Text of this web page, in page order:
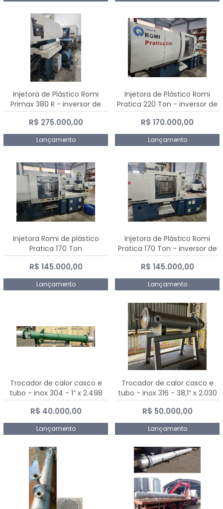
Injetora de Plástico Romi
Primax 380 R - inversor de
frequência NR 12
R$ 275.000,00
Lançamento
Injetora de Plástico Romi
Pratica 220 Ton - inversor de
frequência NR 12
R$ 170.000,00
Lançamento
Injetora Romi de plástico
Pratica 170 Ton
R$ 145.000,00
Lançamento
Injetora de Plástico Romi
Pratica 170 Ton - inversor de
frequência NR 12
R$ 145.000,00
Lançamento
Trocador de calor casco e
tubo - inox 304 - 1” x 2.498
mm
R$ 40.000,00
Lançamento
Trocador de calor casco e
tubo - inox 316 - 38,1” x 2.030
mm
R$ 50.000,00
Lançamento